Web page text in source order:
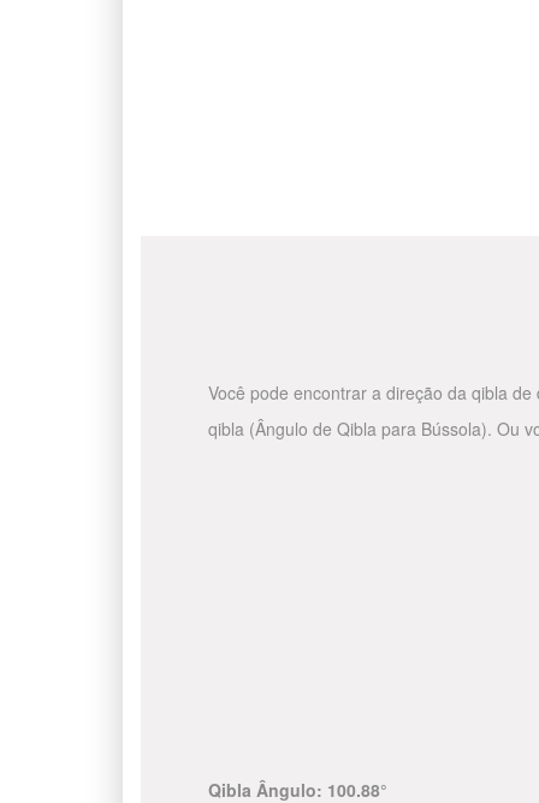
Você pode encontrar a direção da qibla
qibla (Ângulo de Qibla para Bússola). Ou
Qibla Ângulo: 100.88°